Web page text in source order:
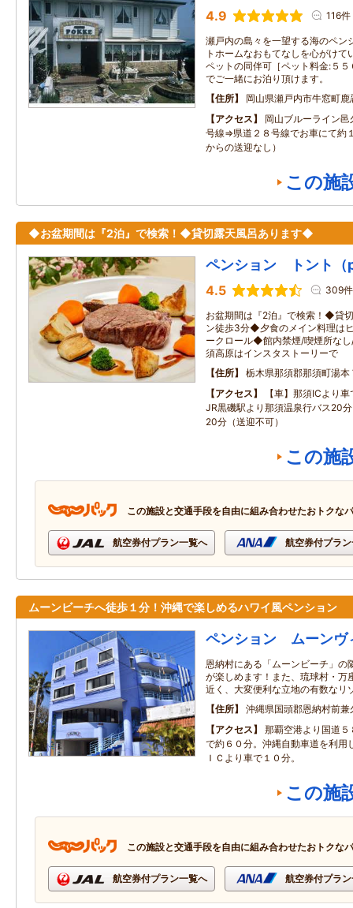
4.9 116件
瀬戸内の島々を一望する海のペン
トホームなおもてなしを心がけ
ペットの同伴可［ペット料金:５
でご一緒にお泊り頂けます。
住所
岡山県瀬戸内市牛窓町
アクセス
岡山ブルーライン
号線⇒県道２８号線でお車にて約
からの送迎なし）
この施
◆お盆期間は『2泊』で検索！◆貸切露天風呂あります◆
ペンション トント
4.5 309件
お盆期間は『2泊』で検索！◆貸
ン徒歩3分◆夕食のメイン料理は
ークロール◆館内禁煙/喫煙所な
須高原はインスタストーリーで
住所
栃木県那須郡那須町湯本
アクセス
【車】那須ICより
JR黒磯駅より那須温泉行バス20
20分（送迎不可）
この施
この施設と交通手段を自由に組み合わせたおトクな
航空券付プラン一覧へ 航空券付プラ
ムーンビーチへ徒歩１分！沖縄で楽しめるハワイ風ペンション
ペンション ムーンヴ
恩納村にある「ムーンビーチ」の
が楽しめます！また、琉球村・万
近く、大変便利な立地の有数なリ
住所
沖縄県国頭郡恩納村前
アクセス
那覇空港より国道
で約６０分。沖縄自動車道を利用
ＩＣより車で１０分。
この施
この施設と交通手段を自由に組み合わせたおトクな
航空券付プラン一覧へ 航空券付プラ